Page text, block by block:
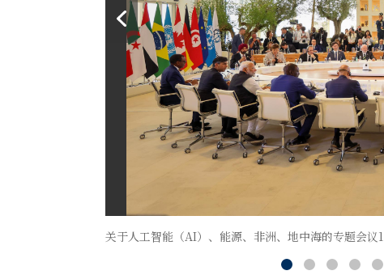
关于人工智能（AI）、能源、非洲、地中海的专题会议1